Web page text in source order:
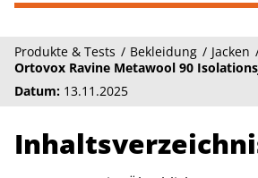
Produkte & Tests Bekleidung Jacken
Ortovox Ravine Metawool 90
Datum: 13.11.2025